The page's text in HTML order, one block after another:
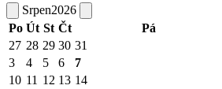
Srpen2026
Po Út St Čt Pá
27 28 29 30 31
3
4 5 6 7
10 11 12 13 14